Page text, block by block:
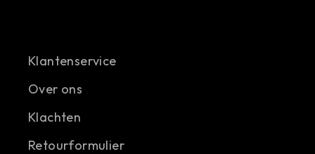
Klantenservice
Over ons
Klachten
Retourformulier